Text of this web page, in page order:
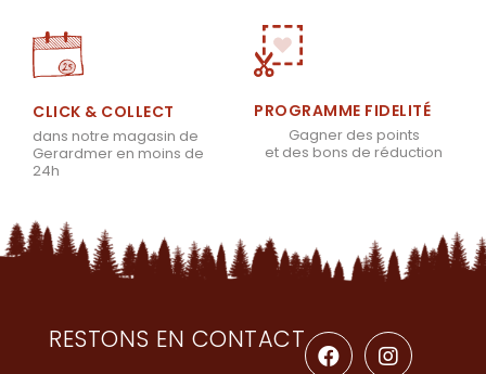
CLICK & COLLECT
dans notre magasin de
Gerardmer en moins de
24h
PROGRAMME FIDELITÉ
Gagner des points
et des bons de réduction
RESTONS EN CONTACT